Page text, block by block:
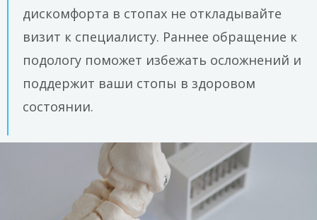
дискомфорта в стопах не откладывайте
визит к специалисту. Раннее обращение к
подологу поможет избежать осложнений и
поддержит ваши стопы в здоровом
состоянии.